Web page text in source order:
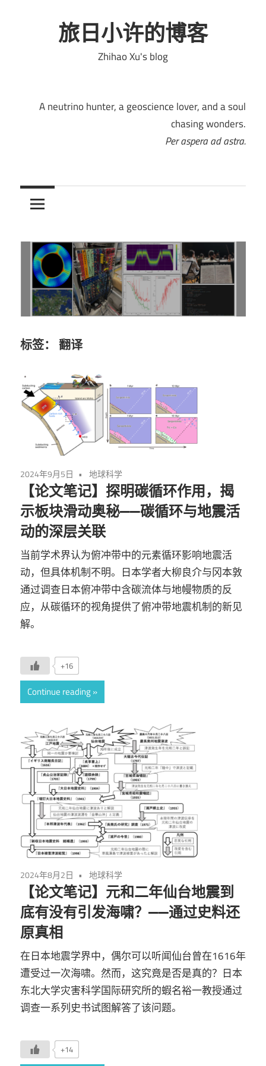
旅日小许的博客
Zhihao Xu's blog
A neutrino hunter, a geoscience lover, and a soul
chasing wonders.
Per aspera ad astra.
标签： 翻译
2024年9月5日 地球科学
【论文笔记】探明碳循环作用，揭
示板块滑动奥秘——碳循环与地震活
动的深层关联
当前学术界认为俯冲带中的元素循环影响地震活
动，但具体机制不明。日本学者大柳良介与冈本敦
通过调查日本俯冲带中含碳流体与地幔物质的反
应，从碳循环的视角提供了俯冲带地震机制的新见
解。
+16
Continue reading
2024年8月2日 地球科学
【论文笔记】元和二年仙台地震到
底有没有引发海啸？——通过史料还
原真相
在日本地震学界中，偶尔可以听闻仙台曾在1616年
遭受过一次海啸。然而，这究竟是否是真的？日本
东北大学灾害科学国际研究所的蝦名裕一教授通过
调查一系列史书试图解答了该问题。
+14